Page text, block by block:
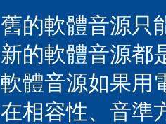
舊的軟體音源只
新的軟體音源都
軟體音源如果用
在相容性、音準